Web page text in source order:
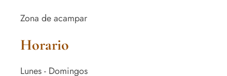
Zona de acampar
Horario
Lunes - Domingos